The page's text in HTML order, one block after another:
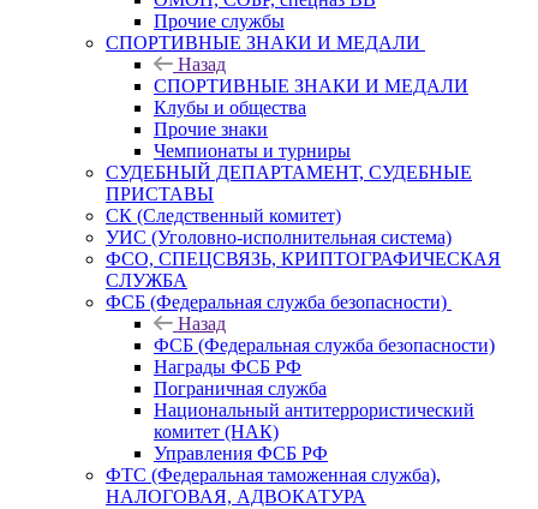
Прочие службы
СПОРТИВНЫЕ ЗНАКИ И МЕДАЛИ
Назад
СПОРТИВНЫЕ ЗНАКИ И МЕДАЛИ
Клубы и общества
Прочие знаки
Чемпионаты и турниры
СУДЕБНЫЙ ДЕПАРТАМЕНТ, СУДЕБНЫЕ
ПРИСТАВЫ
СК (Следственный комитет)
УИС (Уголовно-исполнительная система)
ФСО, СПЕЦСВЯЗЬ, КРИПТОГРАФИЧЕСКАЯ
СЛУЖБА
ФСБ (Федеральная служба безопасности)
Назад
ФСБ (Федеральная служба безопасности)
Награды ФСБ РФ
Пограничная служба
Национальный антитеррористический
комитет (НАК)
Управления ФСБ РФ
ФТС (Федеральная таможенная служба),
НАЛОГОВАЯ, АДВОКАТУРА